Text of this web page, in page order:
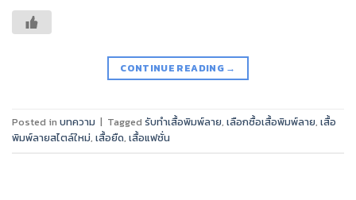
CONTINUE READING →
Posted in บทความ | Tagged รับทำเสื้อพิมพ์ลาย, เลือกซื้อเสื้อพิมพ์ลาย, เสื้อ
พิมพ์ลายสไตล์ใหม่, เสื้อยืด, เสื้อแฟชั่น